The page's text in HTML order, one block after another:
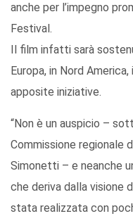
anche per l’impegno
Festival.
Il film infatti sarà
Europa, in Nord
apposite iniziative.
“Non è un auspicio –
Commissione regionale
Simonetti – e neanche
che deriva dalla visione
stata realizzata con